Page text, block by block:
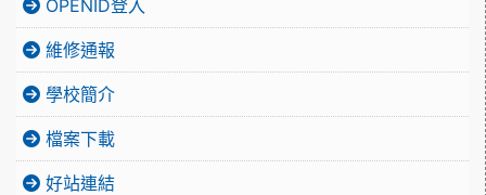
OPENID登入
維修通報
學校簡介
檔案下載
好站連結